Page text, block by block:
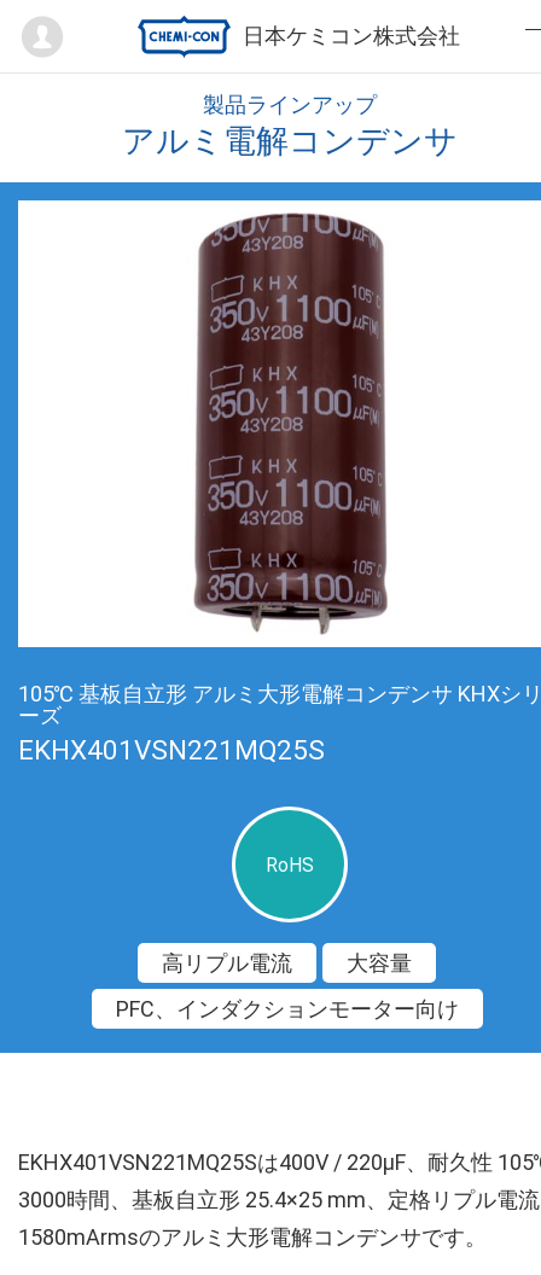
日本ケミコン株式会社
Mypage
製品ラインアップ
アルミ電解コンデンサ
105℃ 基板自立形 アルミ大形電解コンデンサ KHXシ
ーズ
EKHX401VSN221MQ25S
RoHS
高リプル電流
大容量
PFC、インダクションモーター向け
EKHX401VSN221MQ25Sは400V / 220µF、耐久性
3000時間、基板自立形 25.4×25 mm、定格リプル電流
1580mArmsのアルミ大形電解コンデンサです。